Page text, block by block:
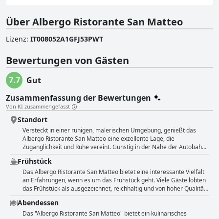
Über Albergo Ristorante San Matteo
Lizenz: IT008052A1GFJ53PWT
Bewertungen von Gästen
7.7
Gut
Zusammenfassung der Bewertungen
Von KI zusammengefasst
Standort
Versteckt in einer ruhigen, malerischen Umgebung, genießt das
Albergo Ristorante San Matteo eine exzellente Lage, die
Zugänglichkeit und Ruhe vereint. Günstig in der Nähe der Autobahn
gelegen, bietet das Hotel Reisenden eine einfache Anbindung und
gleichzeitig einen friedlichen Rückzugsort vom Trubel des
Stadtlebens. Umgeben von üppigem Grün und mediterraner
Vegetation ist das Hotel perfekt für alle, die einen ruhigen Urlaub
suchen. Ideal, um die schönen Dörfer und touristischen
Sehenswürdigkeiten des Landes zu erkunden, liegt das Hotel auch in
der Nähe der atemberaubenden ligurischen Küste, nur eine kurze
Autofahrt entfernt. Die strategische Lage auf einem Hügel bietet
Frühstück
Das Albergo Ristorante San Matteo bietet eine interessante Vielfalt
an Erfahrungen, wenn es um das Frühstück geht. Viele Gäste lobten
das Frühstück als ausgezeichnet, reichhaltig und von hoher Qualität
und hoben die vielfältige Auswahl hervor, darunter hausgemachte
Kuchen, Aufschnitt, Joghurts, frisches Obst und frisch zubereitete
Omeletts. Einige schätzten das reichhaltige und preiswerte
Abendessen
Das "Albergo Ristorante San Matteo" bietet ein kulinarisches